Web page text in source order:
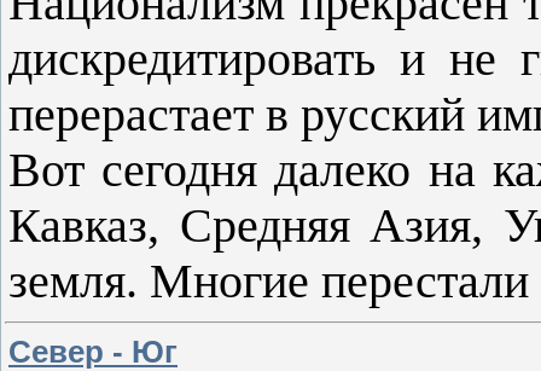
дискредитировать и не
перерастает в русский
Вот сегодня далеко на
Кавказ, Средняя Азия,
земля. Многие
Север - Юг